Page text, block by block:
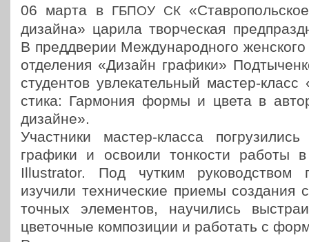
06 марта в ГБПОУ СК
дизайна» царила твор­че­ская
В пред­две­рии Меж­ду­на­род­но­го жен­ско­го
отде­ле­ния «Дизайн графики»
сту­ден­тов увле­ка­тель­ный мастер-
сти­ка: Гар­мо­ния формы и цвета в
дизайне».
Участ­ни­ки мастер-класса
графики и освоили тон­ко­сти работы
Illustrator. Под чутким руко­вод­ством
изучили тех­ни­че­ские приемы созда­ния
точ­ных эле­мен­тов, научи­лись
цве­точ­ные ком­по­зи­ции и рабо­тать с